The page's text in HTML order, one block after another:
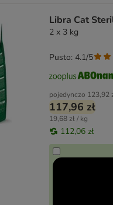
Libra Cat
2 x 3 kg
pojedynczo 123,92
117,96 zł
19,68 zł / kg
112,06 zł
Pusto: 4.1/5